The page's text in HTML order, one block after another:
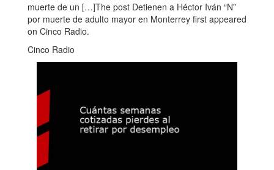
muerte de un […]The post Detienen a Héctor Iván “N”
por muerte de adulto mayor en Monterrey first appeared
on Cinco Radio.
Cinco Radio